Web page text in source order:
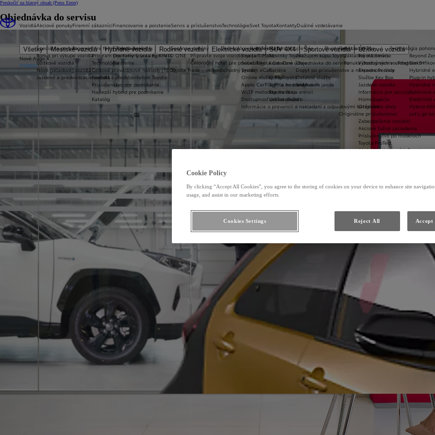
Preskočiť na hlavný obsah (Press Enter)
Vozidlá
Všetky Mestské vozidlá Hybridné vozidlá Rodinné vozidlá Elektrické vozidlá SUV 4X4 Športové vozidlá
Úžitkové vozidlá
Nové Aygo X
HYBRID
Akciové ponuky
Špeciálna ponuka
Bonus pri výkupe vozidla
Úžitkové vozidlá
Nové (skladové) vozidlá
Jazdené a predvádzacie vozidlá
Firemní zákazníci
Program pre firmy Toyota Business
Program pre firmy Toyota Business
Technológie
Celkové prevádzkové náklady (TCO)
Kontakt s predstaviteľom Toyota
Príslušenstvo pre podnikanie
Najlepší hybrid pre podnikanie
Katalóg
Toyota prestavby
Základné informácie
Ponuka dostupných vozidiel
Financovanie a poistenie
Financovanie
Operatívny leasing KINTO ONE
Poistenie
Servis a príslušenstvo
Sezónne ponuky
Připravte svoje vozidlo na jar
Celoročný hotel pre pneumatiky
Toyota Trade – veľkoobchodný predaj
Servis a údržba
Toyota Servis
Výhodný servis - Program 3+
Express Service
Služba Key Box
Jazdené vozidlá
Informácia pre servisy
Homologácie
Originálne diely
Originálne príslušenstvo
Zabezpečenie vozidiel
Akciové ťažné zariadenia
Príslušenstvo po modeloch
Toyota ProTect
Akciové pakety príslušenstva
Technológie
Technológie a konektivita
Toyota T-Mate
Súťaž Toyota Car Care
Systém eCall
Online služby/MyToyota
Apple CarPlay™ a Android Auto®
WLTP metodika merania emisii
Dostupnosť online služieb
Informácie o prevencii a nakladaní s odpadovými batériami
Technológia
Beyond
Hybridné
Plug-in
Hybridné
Batériové
Elektrické
Hybrid 48V
Let's go
Svet Toyota
Svet Toyota
Novinky Toyota
Kontaktné údaje
Kariéra
O nas
Toyota vo svete
Toyota Way
Udržateľnosť
Kontakty
Kontaktujte nás
Zvažujem kúpu Toyoty
Objednávka do servisu
Dopyt po príslušenstve a náhradnom diely
Ostatné služby
Testovacia jazda
Duálné vzdelávanie
Objednávka do servisu
Cookie Policy
By clicking “Accept All Cookies”, you agree to the storing of cookies on your device to enhance site
usage, and assist in our marketing efforts.
Reject All Accept
Cookies Settings